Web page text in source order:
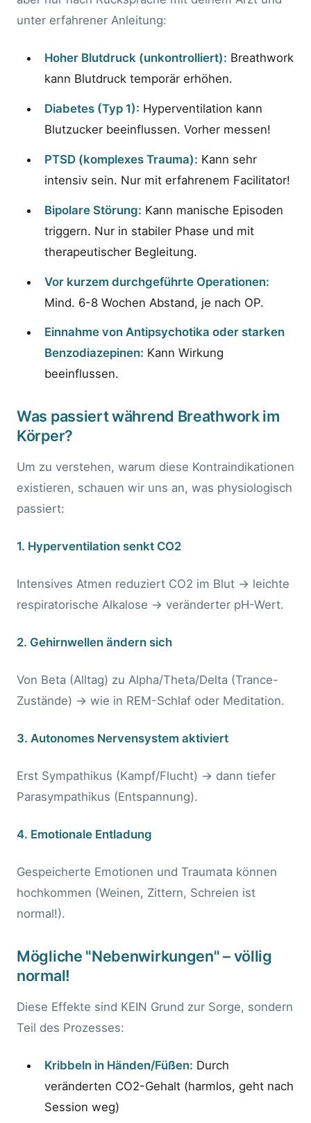
unter erfahrener Anleitung:
Hoher Blutdruck (unkontrolliert): Breathwork
kann Blutdruck temporär erhöhen.
Diabetes (Typ 1): Hyperventilation kann
Blutzucker beeinflussen. Vorher messen!
PTSD (komplexes Trauma): Kann sehr
intensiv sein. Nur mit erfahrenem Facilitator!
Bipolare Störung: Kann manische Episoden
triggern. Nur in stabiler Phase und mit
therapeutischer Begleitung.
Vor kurzem durchgeführte Operationen:
Mind. 6-8 Wochen Abstand, je nach OP.
Einnahme von Antipsychotika oder starken
Benzodiazepinen: Kann Wirkung
beeinflussen.
Was passiert während Breathwork im
Körper?
Um zu verstehen, warum diese Kontraindikationen
existieren, schauen wir uns an, was physiologisch
passiert:
1. Hyperventilation senkt CO2
Intensives Atmen reduziert CO2 im Blut → leichte
respiratorische Alkalose → veränderter pH-Wert.
2. Gehirnwellen ändern sich
Von Beta (Alltag) zu Alpha/Theta/Delta (Trance-
Zustände) → wie in REM-Schlaf oder Meditation.
3. Autonomes Nervensystem aktiviert
Erst Sympathikus (Kampf/Flucht) → dann tiefer
Parasympathikus (Entspannung).
4. Emotionale Entladung
Gespeicherte Emotionen und Traumata können
hochkommen (Weinen, Zittern, Schreien ist
normal!).
Mögliche "Nebenwirkungen" – völlig
normal!
Diese Effekte sind KEIN Grund zur Sorge, sondern
Teil des Prozesses:
Kribbeln in Händen/Füßen: Durch
veränderten CO2-Gehalt (harmlos, geht nach
Session weg)